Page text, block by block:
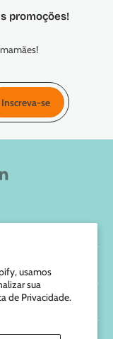
usamos
sua
de Privacidade.
promoções!
Inscreva-se